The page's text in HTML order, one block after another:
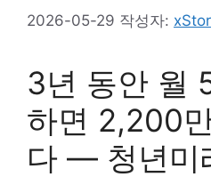
2026-05-29 작성자:
3년 동안 월
하면 2,200
다 — 청년미